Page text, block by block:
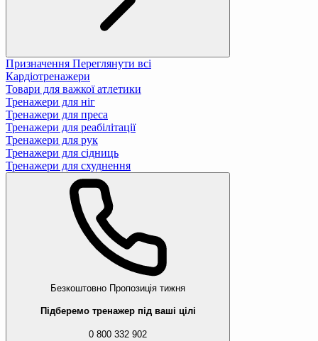
Призначення Переглянути всі
Кардіотренажери
Товари для важкої атлетики
Тренажери для ніг
Тренажери для преса
Тренажери для реабілітації
Тренажери для рук
Тренажери для сідниць
Тренажери для схуднення
Безкоштовно Пропозиція тижня
Підберемо тренажер під ваші цілі
0 800 332 902